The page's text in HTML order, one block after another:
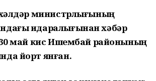
хәлдәр министрлығының
идаралығынан хәбәр
30 май кис Ишембай районының
йорт янған.